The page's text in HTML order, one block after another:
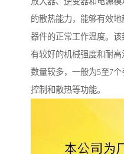
的散热能力，能够有效
器件的正常工作温度。
有较好的机械强度和耐高
数量较多，一般为5至7个
控制和散热等功能。